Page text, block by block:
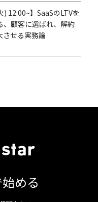
) 12:00~】SaaSのLTVを
、顧客に選ばれ、解約
させる実務論
める